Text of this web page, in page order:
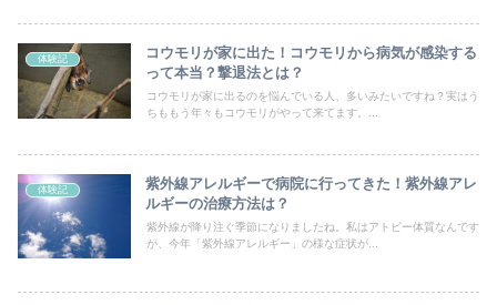
体験記
コウモリが家に出た！コウモリから病気が感染する
って本当？撃退法とは？
コウモリが家に出るのを悩んでいる人、多いみたいですね？実はう
ちももう年々もコウモリがやって来てます。...
体験記
紫外線アレルギーで病院に行ってきた！紫外線アレ
ルギーの治療方法は？
紫外線が降り注ぐ季節になりましたね。私はアトピー体質なんです
が、今年「紫外線アレルギー」の様な症状が...